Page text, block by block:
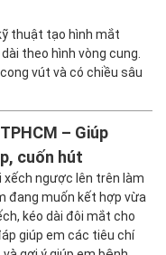
thuật tạo hình mắt
theo hình vòng cung.
vút và có chiều sâu
– Giúp
cuốn hút
ngược lên trên làm
đang muốn kết hợp vừa
kéo dài đôi mắt cho
giúp em các tiêu chí